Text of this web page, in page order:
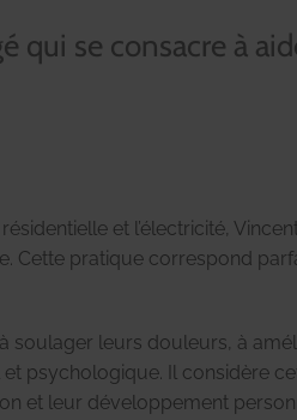
qui se consacre à
et l’électricité,
Cette pratique correspond
soulager leurs douleurs, à
psychologique. Il considère
et leur développement